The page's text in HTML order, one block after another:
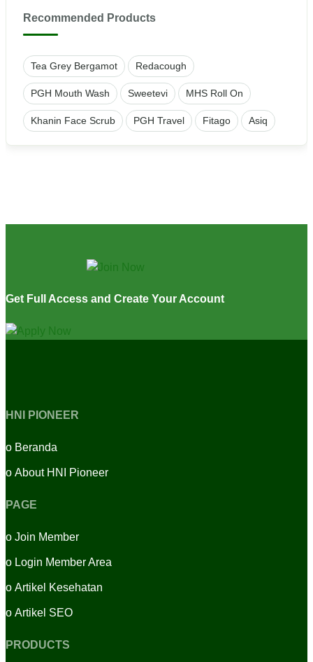
Recommended Products
Tea Grey Bergamot Redacough
PGH Mouth Wash Sweetevi MHS Roll On
Khanin Face Scrub PGH Travel Fitago Asiq
Get Full Access and Create Your Account
HNI PIONEER
o Beranda
o About HNI Pioneer
PAGE
o Join Member
o Login Member Area
o Artikel Kesehatan
o Artikel SEO
PRODUCTS